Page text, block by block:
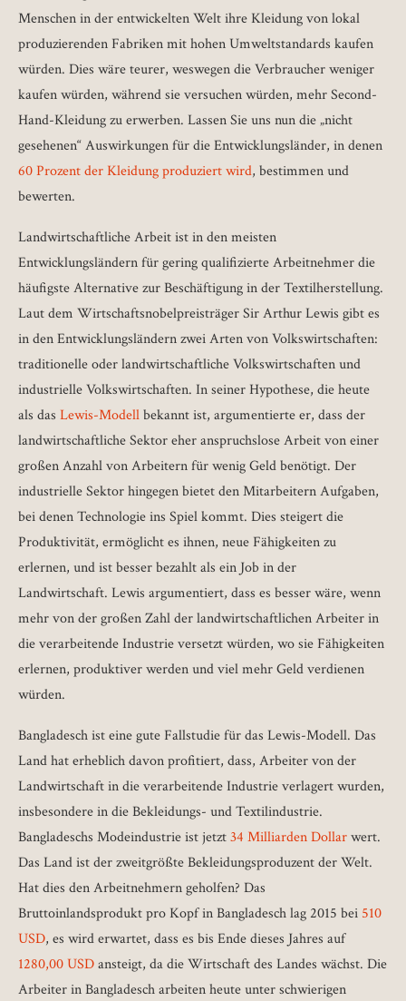
Menschen in der entwickelten Welt ihre Kleidung von lokal
produzierenden Fabriken mit hohen Umweltstandards kaufen
würden. Dies wäre teurer, weswegen die Verbraucher weniger
kaufen würden, während sie versuchen würden, mehr Second-
Hand-Kleidung zu erwerben. Lassen Sie uns nun die „nicht
gesehenen“ Auswirkungen für die Entwicklungsländer, in denen
60 Prozent der Kleidung produziert wird, bestimmen und
bewerten.
Landwirtschaftliche Arbeit ist in den meisten
Entwicklungsländern für gering qualifizierte Arbeitnehmer die
häufigste Alternative zur Beschäftigung in der Textilherstellung.
Laut dem Wirtschaftsnobelpreisträger Sir Arthur Lewis gibt es
in den Entwicklungsländern zwei Arten von Volkswirtschaften:
traditionelle oder landwirtschaftliche Volkswirtschaften und
industrielle Volkswirtschaften. In seiner Hypothese, die heute
als das Lewis-Modellbekannt ist, argumentierte er, dass der
landwirtschaftliche Sektor eher anspruchslose Arbeit von einer
großen Anzahl von Arbeitern für wenig Geld benötigt. Der
industrielle Sektor hingegen bietet den Mitarbeitern Aufgaben,
bei denen Technologie ins Spiel kommt. Dies steigert die
Produktivität, ermöglicht es ihnen, neue Fähigkeiten zu
erlernen, und ist besser bezahlt als ein Job in der
Landwirtschaft. Lewis argumentiert, dass es besser wäre, wenn
mehr von der großen Zahl der landwirtschaftlichen Arbeiter in
die verarbeitende Industrie versetzt würden, wo sie Fähigkeiten
erlernen, produktiver werden und viel mehr Geld verdienen
würden.
Bangladesch ist eine gute Fallstudie für das Lewis-Modell. Das
Land hat erheblich davon profitiert, dass, Arbeiter von der
Landwirtschaft in die verarbeitende Industrie verlagert wurden,
insbesondere in die Bekleidungs- und Textilindustrie.
Bangladeschs Modeindustrie ist jetzt34 Milliarden Dollarwert.
Das Land ist der zweitgrößte Bekleidungsproduzent der Welt.
Hat dies den Arbeitnehmern geholfen? Das
Bruttoinlandsprodukt pro Kopf in Bangladesch lag 2015 bei 510
USD, es wird erwartet, dass es bis Ende dieses Jahres auf
1280,00 USDansteigt, da die Wirtschaft des Landes wächst. Die
Arbeiter in Bangladesch arbeiten heute unter schwierigen